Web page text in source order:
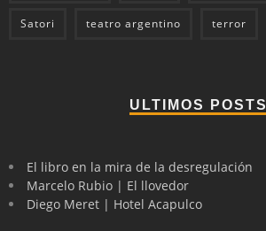
Satori teatro argentino terror
ULTIMOS POSTS
El libro en la mira de la desregulación
Marcelo Rubio | El llovedor
Diego Meret | Hotel Acapulco